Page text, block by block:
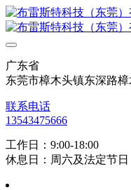
广东省
东莞市樟木头镇东深路樟
联系电话
13543475666
工作日：9:00-18:00
休息日：周六及法定节日